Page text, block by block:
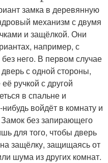
замка в деревянную
механизм с двумя
и защёлкой. Они
например, с
него. В первом случае
с одной стороны,
ручкой с другой
в спальне и
войдёт в комнату и
Замок без запирающего
для того, чтобы дверь
защёлку, защищаясь от
шума из других комнат.